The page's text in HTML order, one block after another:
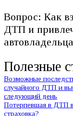
Вопрос: Как
ДТП и
автовладельца
Полезные
Возможные
случайного ДТП и
следующий день
Потерпевшая в ДТП
страховка?